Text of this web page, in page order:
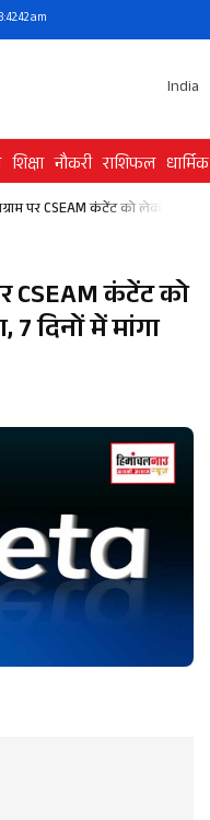
am
India
शिक्षा नौकरी राशिफल धार्मिक
पर CSEAM कंटेंट को लेकर Meta
CSEAM कंटेंट को
दिनों में मांगा